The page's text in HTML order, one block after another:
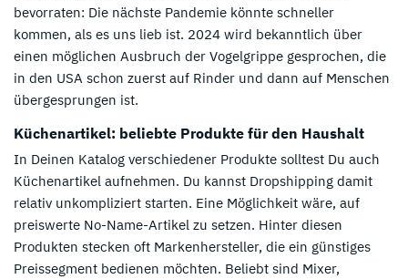
bevorraten: Die nächste Pandemie könnte schneller
kommen, als es uns lieb ist. 2024 wird bekanntlich über
einen möglichen Ausbruch der Vogelgrippe gesprochen, die
in den USA schon zuerst auf Rinder und dann auf Menschen
übergesprungen ist.
Küchenartikel: beliebte Produkte für den Haushalt
In Deinen Katalog verschiedener Produkte solltest Du auch
Küchenartikel aufnehmen. Du kannst Dropshipping damit
relativ unkompliziert starten. Eine Möglichkeit wäre, auf
preiswerte No-Name-Artikel zu setzen. Hinter diesen
Produkten stecken oft Markenhersteller, die ein günstiges
Preissegment bedienen möchten. Beliebt sind Mixer,